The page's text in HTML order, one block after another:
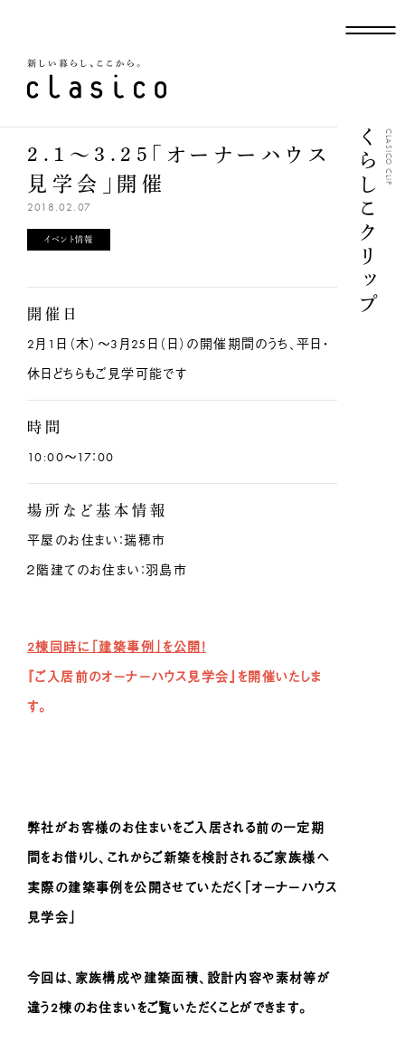
くらしこクリップCLASICO CLIP
2.1〜3.25「オーナーハウス
見学会」開催
2018.02.07
イベント情報
開催日
2月1日（木）～3月25日（日）の開催期間のうち、平日・
休日どちらもご見学可能です
時間
10:00～17：00
場所など基本情報
平屋のお住まい：瑞穂市
２階建てのお住まい：羽島市
2棟同時に「建築事例」を公開！
『ご入居前のオーナーハウス見学会』を開催いたしま
す。
弊社がお客様のお住まいをご入居される前の一定期
間をお借りし、これからご新築を検討されるご家族様へ
実際の建築事例を公開させていただく「オーナーハウス
見学会」
今回は、家族構成や建築面積、設計内容や素材等が
違う2棟のお住まいをご覧いただくことができます。